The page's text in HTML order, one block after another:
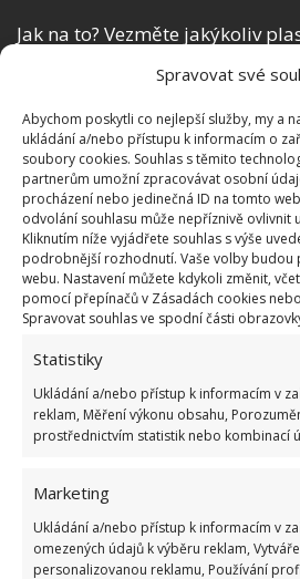
Spravovat své
Abychom poskytli co nejlepší služby, my a
ukládání a/nebo přístupu k informacím o
soubory cookies. Souhlas s těmito
partnerům umožní zpracovávat osobní
procházení nebo jedinečná ID na tomto
odvolání souhlasu může nepříznivě ovlivnit
Kliknutím níže vyjádřete souhlas s výše
podrobnější rozhodnutí. Vaše volby budou
webu. Nastavení můžete kdykoli změnit,
pomocí přepínačů v Zásadách cookies
Spravovat souhlas ve spodní části
Statistiky
Ukládání a/nebo přístup k informacím v
reklam, Měření výkonu obsahu,
prostřednictvím statistik nebo kombinací
Marketing
Ukládání a/nebo přístup k informacím v
omezených údajů k výběru reklam,
personalizovanou reklamu, Používání
Jak na to? Vezměte jakýkoliv
podle něj naměřte délku
zkraťte do požadované délky.
připravené, položte si květináč
rozložte nachystané laťky po
Takto hned uvidíte, zda vám
přebývá, a dřív, než začnete
přidělávat, budete mít přehled
Jamile jste s výsledkem
potřebovat pomoc
pracujte opatrně, abyste si
chraňte rukavicemi. Prkénko
květináče a na obou koncích ho
dokud nebudete s výsledkem
hroty, které mohou trčet uvnitř
zahněte, abyste se o ně